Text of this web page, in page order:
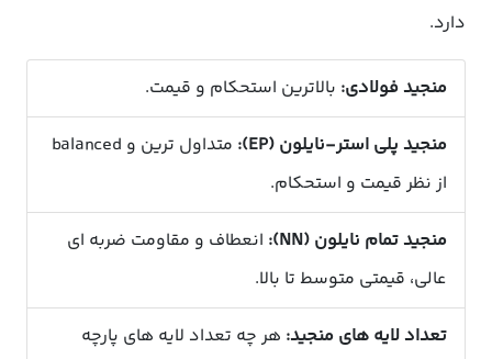
دارد.
منجید فولادی: بالاترین استحکام و قیمت.
منجید پلی استر-نایلون (EP):
متداول ترین و balanced
از نظر قیمت و استحکام.
منجید تمام نایلون (NN):
انعطاف و مقاومت ضربه ای
عالی، قیمتی متوسط تا بالا.
تعداد لایه های منجید: هر چه تعداد لایه های پارچه